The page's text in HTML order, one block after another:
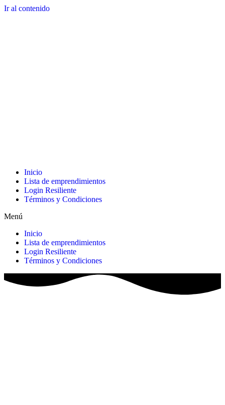
Ir al contenido
Inicio
Lista de emprendimientos
Login Resiliente
Términos y Condiciones
Menú
Inicio
Lista de emprendimientos
Login Resiliente
Términos y Condiciones